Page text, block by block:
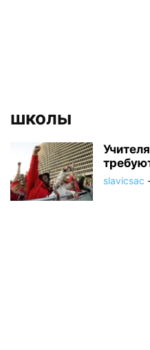
школы
slavicsac